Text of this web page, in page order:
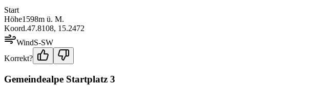
Start
Höhe1598m ü. M.
Koord.47.8108, 15.2472
WindS-SW
Korrekt?
Gemeindealpe Startplatz 3